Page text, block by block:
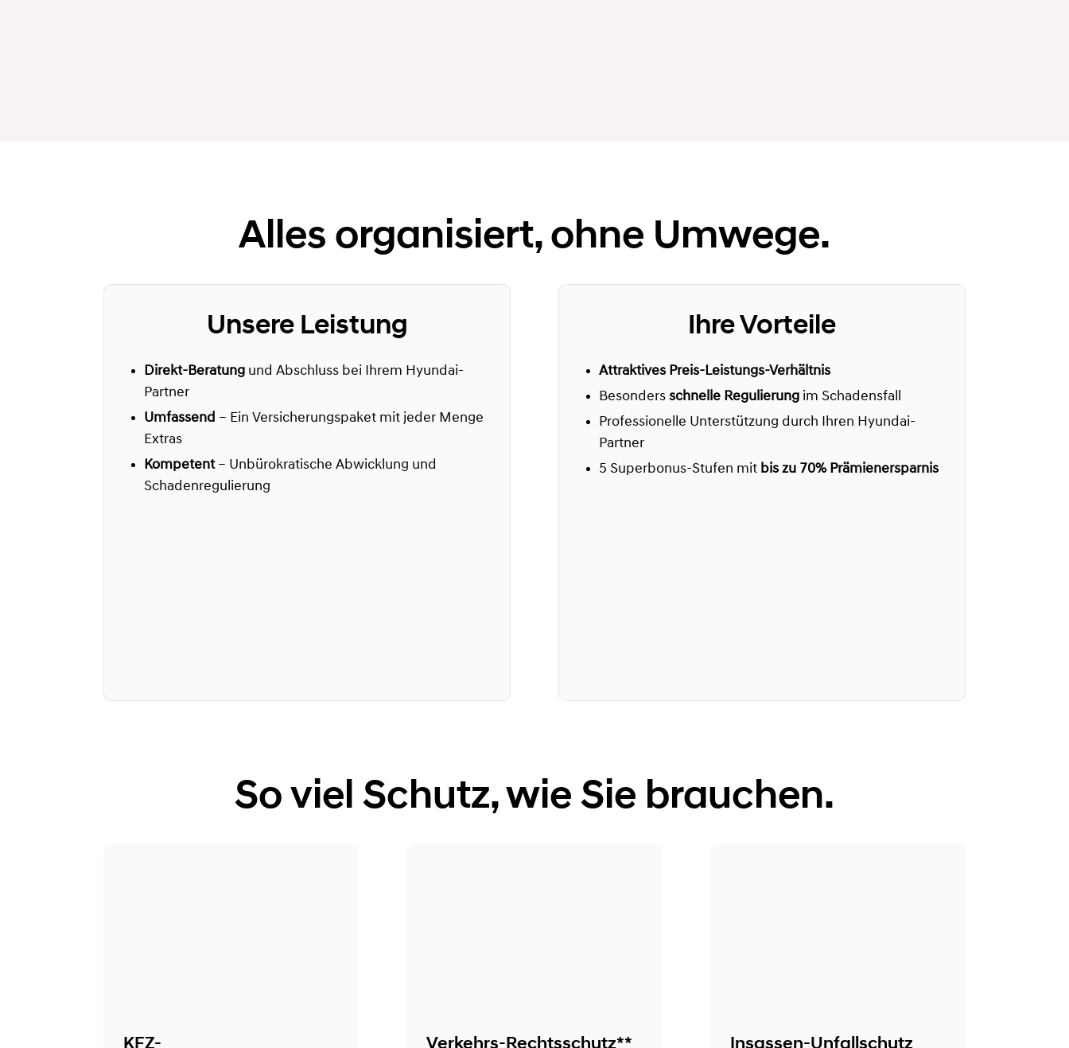
Alles organisiert, ohne Umwege.
Unsere Leistung
Direkt-Beratung und Abschluss bei Ihrem Hyundai-
Partner
Umfassend – Ein Versicherungspaket mit jeder Menge
Extras
Kompetent– Unbürokratische Abwicklung und
Schadenregulierung
Ihre Vorteile
Attraktives Preis-Leistungs-Verhältnis
Besonders schnelle Regulierung im Schadensfall
Professionelle Unterstützung durch Ihren Hyundai-
Partner
5 Superbonus-Stufen mit bis zu 70% Prämienersparnis
So viel Schutz, wie Sie brauchen.
KFZ- Verkehrs-Rechtsschutz** Insassen-Unfallschutz